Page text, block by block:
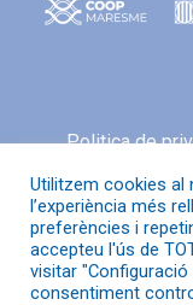
Politica de
Utilitzem cookies al
l’experiència més
preferències i
accepteu l'ús de
visitar
consentiment